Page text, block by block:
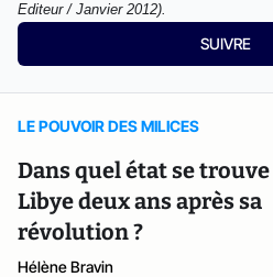
Editeur / Janvier 2012).
SUIVRE
LE POUVOIR DES MILICES
Dans quel état se
Libye deux ans après sa
révolution ?
Hélène Bravin